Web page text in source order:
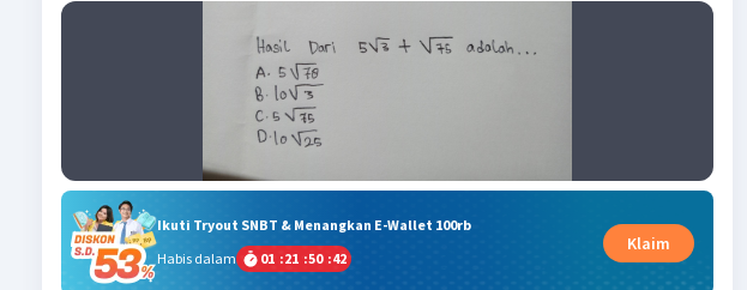
Ikuti Tryout SNBT & Menangkan E-Wallet 100rb
Habis dalam
01 :21 :50 :41
Klaim